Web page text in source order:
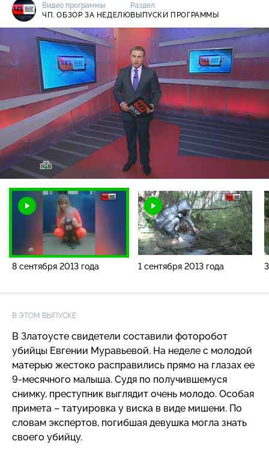
Видео программы
ЧП. ОБЗОР ЗА НЕДЕЛЮ
Раздел
ВЫПУСКИ ПРОГРАММЫ
/
Загрузка:
2.52%
8 сентября 2013 года 1 сентября 2013 года
В ЭТОМ ВЫПУСКЕ:
В Златоусте свидетели составили фоторобот
убийцы Евгении Муравьевой. На неделе с молодой
матерью жестоко расправились прямо на глазах ее
9-месячного малыша. Судя по получившемуся
снимку, преступник выглядит очень молодо. Особая
примета – татуировка у виска в виде мишени. По
словам экспертов, погибшая девушка могла знать
своего убийцу.